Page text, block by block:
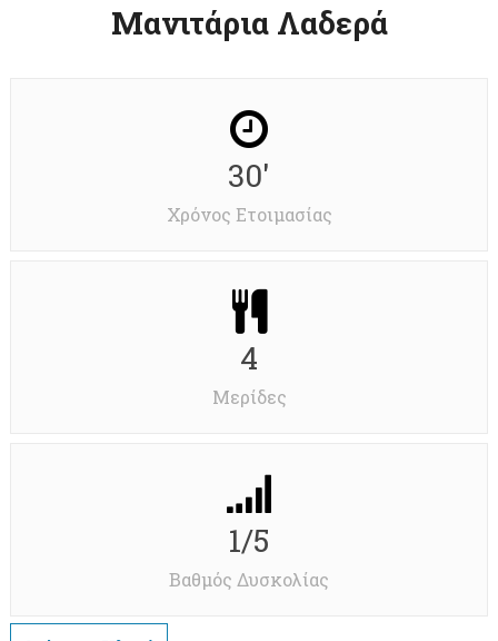
Μανιτάρια Λαδερά
30'
Χρόνος Ετοιμασίας
4
Μερίδες
1/5
Βαθμός Δυσκολίας